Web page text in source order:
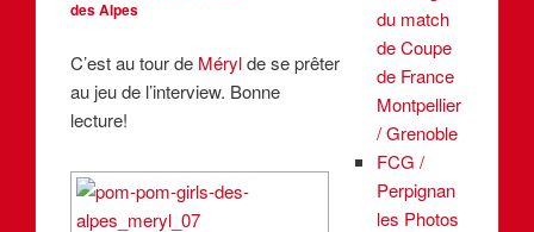
des Alpes
C’est au tour de Mérylde se prêter
au jeu de l’interview. Bonne
lecture!
du match
de Coupe
de France
Montpellier
/ Grenoble
FCG /
Perpignan
les Photos